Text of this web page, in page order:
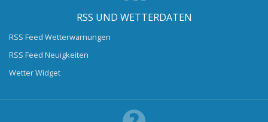
RSS UND WETTERDATEN
RSS Feed Wetterwarnungen
RSS Feed Neuigkeiten
Wetter Widget